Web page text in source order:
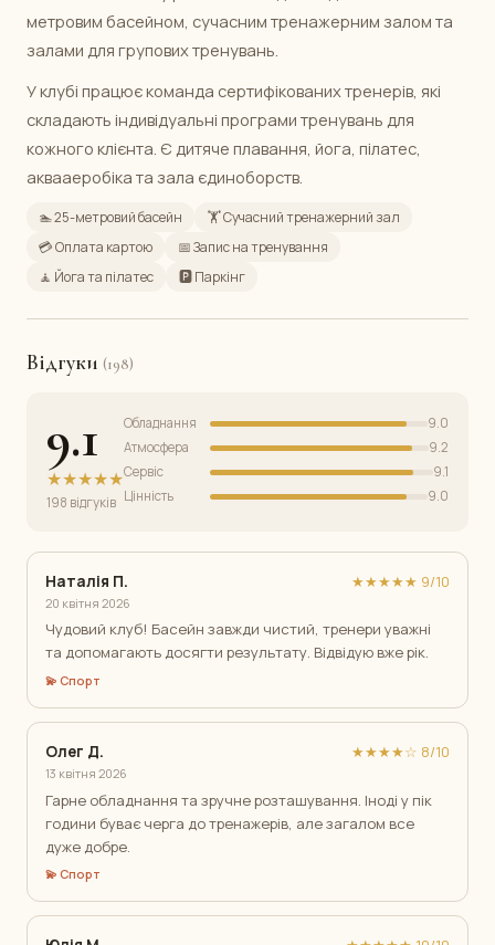
метровим басейном, сучасним тренажерним залом та
залами для групових тренувань.
У клубі працює команда сертифікованих тренерів, які
складають індивідуальні програми тренувань для
кожного клієнта. Є дитяче плавання, йога, пілатес,
аквааеробіка та зала єдиноборств.
🏊 25-метровий басейн
🏋️ Сучасний тренажерний зал
💳 Оплата картою
📅 Запис на тренування
🧘 Йога та пілатес
🅿️ Паркінг
Відгуки (198)
9.1
★★★★★
198 відгуків
Обладнання
9.0
Атмосфера
9.2
Сервіс
9.1
Цінність
9.0
Наталія П.
20 квітня 2026
★★★★★ 9/10
Чудовий клуб! Басейн завжди чистий, тренери уважні
та допомагають досягти результату. Відвідую вже рік.
💫 Спорт
Олег Д.
13 квітня 2026
★★★★☆ 8/10
Гарне обладнання та зручне розташування. Іноді у пік
години буває черга до тренажерів, але загалом все
дуже добре.
💫 Спорт